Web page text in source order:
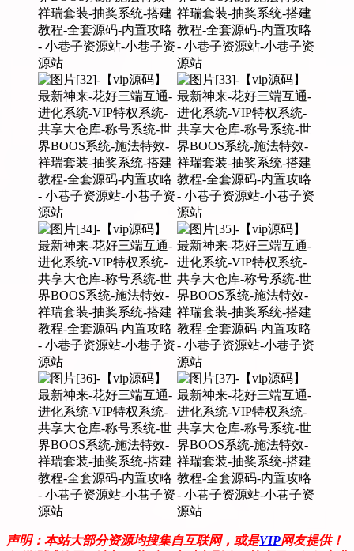
声明：本站大部分资源均搜集自互联网，或是VIP网友提供！